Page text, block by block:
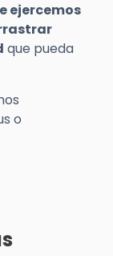
ejercemos
que pueda
o